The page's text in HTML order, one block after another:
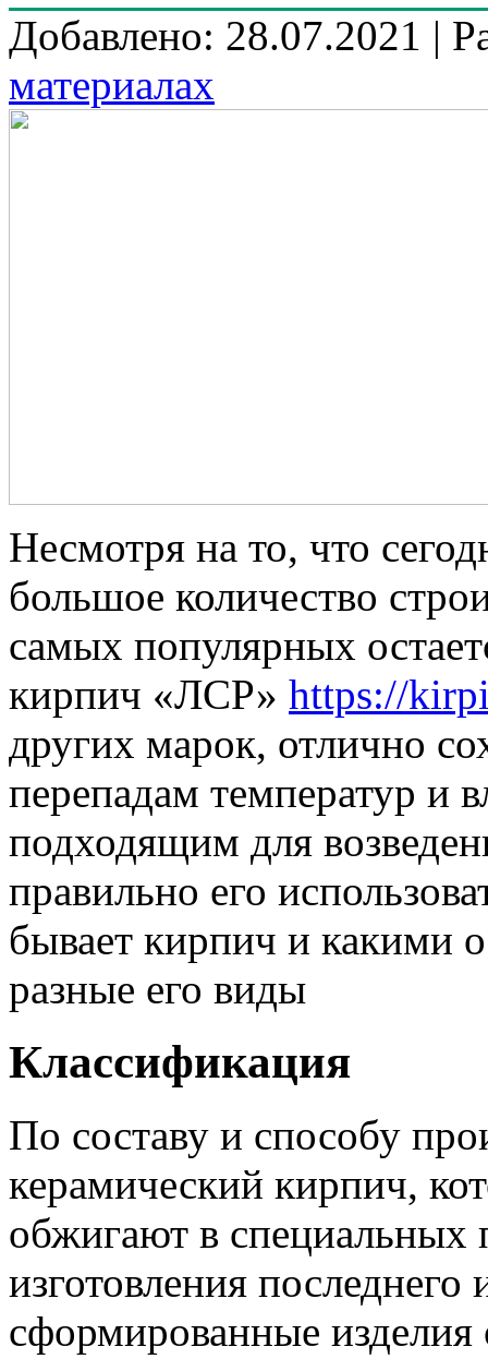
Добавлено: 28.07.2021 |
материалах
Несмотря на то, что
большое количество
самых популярных
кирпич «ЛСР» https://
других марок, отлично
перепадам температур и
подходящим для
правильно его
бывает кирпич и какими
разные его виды
Классификация
По составу и способу
керамический кирпич,
обжигают в специальных
изготовления
сформированные изделия